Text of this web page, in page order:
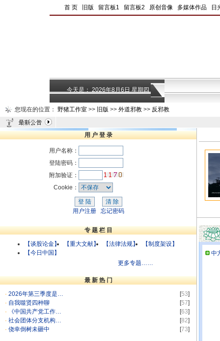
首 页 旧版 留言板1 留言板2 原创音像 多媒体作品 日
今天是： 2026年8月6日 星期四
您现在的位置： 野猪工作室 >> 旧版 >> 外道邪教 >> 反邪教
用 户 登 录
用户名称：
登陆密码：
附加验证：
Cookie：
用户注册 忘记密码
专 题 栏 目
【谈股论金】
【重大文献】 【法律法规】
【制度架设】
【今日中国】
更多专题……
最 新 热 门
· 2026年第三季度是… [53]
· 自我噬贤四种聊 [57]
·
《中国共产党工作… [63]
· 社会团体分支机构… [82]
· 侥幸倒树未砸中 [73]
中